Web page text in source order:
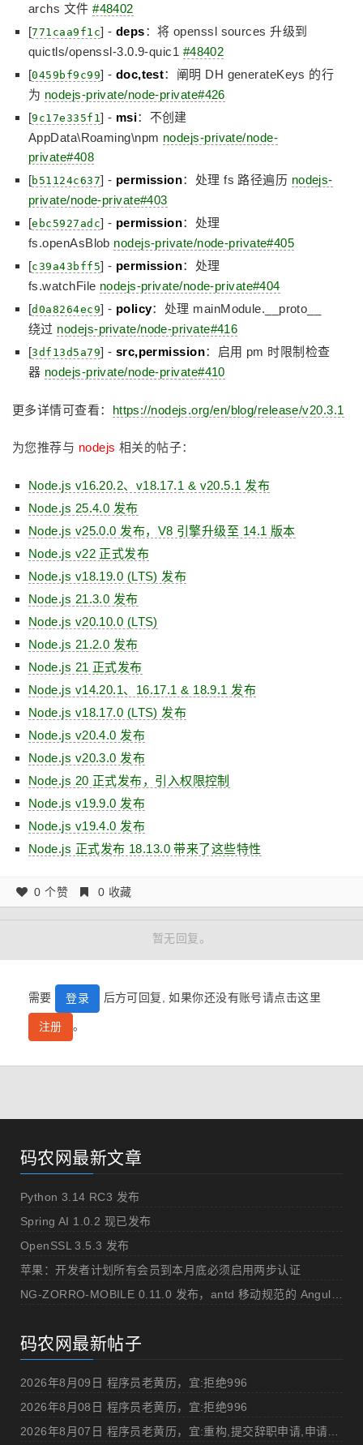
archs 文件#48402
[771caa9f1c] - deps：将 openssl sources 升级到
quictls/openssl-3.0.9-quic1 #48402
[0459bf9c99] - doc,test：阐明 DH generateKeys 的行
为 nodejs-private/node-private#426
[9c17e335f1] - msi：不创建
AppData\Roaming\npm nodejs-private/node-
private#408
[b51124c637] - permission：处理 fs 路径遍历 nodejs-
private/node-private#403
[ebc5927adc] - permission：处理
fs.openAsBlob nodejs-private/node-private#405
[c39a43bff5] - permission：处理
fs.watchFile nodejs-private/node-private#404
[d0a8264ec9] - policy：处理 mainModule.__proto__
绕过 nodejs-private/node-private#416
[3df13d5a79] - src,permission：启用 pm 时限制检查
器 nodejs-private/node-private#410
更多详情可查看： https://nodejs.org/en/blog/release/v20.3.1
为您推荐与 nodejs 相关的帖子：
Node.js v16.20.2、v18.17.1 & v20.5.1 发布
Node.js 25.4.0 发布
Node.js v25.0.0 发布，V8 引擎升级至 14.1 版本
Node.js v22 正式发布
Node.js v18.19.0 (LTS) 发布
Node.js 21.3.0 发布
Node.js v20.10.0 (LTS)
Node.js 21.2.0 发布
Node.js 21 正式发布
Node.js v14.20.1、16.17.1 & 18.9.1 发布
Node.js v18.17.0 (LTS) 发布
Node.js v20.4.0 发布
Node.js v20.3.0 发布
Node.js 20 正式发布，引入权限控制
Node.js v19.9.0 发布
Node.js v19.4.0 发布
Node.js 正式发布 18.13.0 带来了这些特性
0 个赞 0 收藏
暂无回复。
需要 登录 后方可回复, 如果你还没有账号请点击这里
注册 。
码农网最新文章
Python 3.14 RC3 发布
Spring AI 1.0.2 现已发布
OpenSSL 3.5.3 发布
苹果：开发者计划所有会员到本月底必须启用两步认证
码农网最新帖子
2026年8月09日 程序员老黄历，宜:拒绝996
2026年8月08日 程序员老黄历，宜:拒绝996